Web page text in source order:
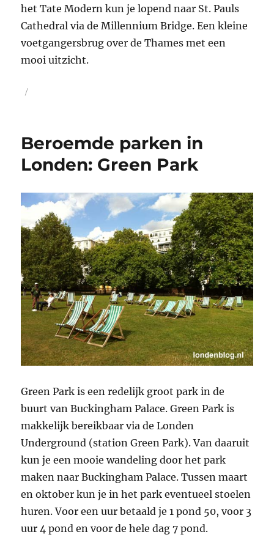
het Tate Modern kun je lopend naar St. Pauls
Cathedral via de Millennium Bridge. Een kleine
voetgangersbrug over de Thames met een
mooi uitzicht.
Geplaatst
Beroemde parken in
Londen: Green Park
Green Park is een redelijk groot park in de
buurt van Buckingham Palace. Green Park is
makkelijk bereikbaar via de Londen
Underground (station Green Park). Van daaruit
kun je een mooie wandeling door het park
maken naar Buckingham Palace. Tussen maart
en oktober kun je in het park eventueel stoelen
huren. Voor een uur betaald je 1 pond 50, voor 3
uur 4 pond en voor de hele dag 7 pond.